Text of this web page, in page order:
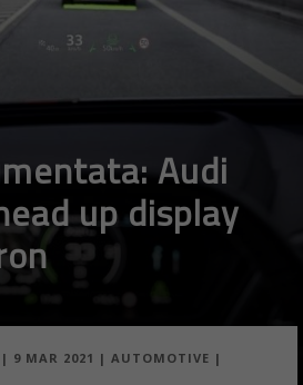
Audi
up display
| 9 MAR 2021 | AUTOMOTIVE |